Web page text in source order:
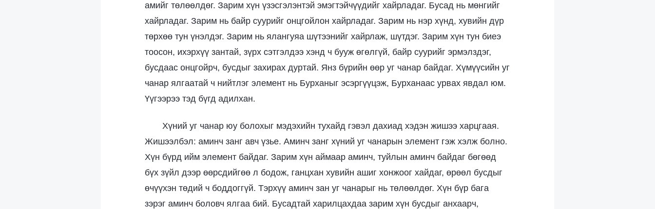
амийг төлөөлдөг. Зарим хүн үзэсгэлэнтэй эмэгтэйчүүдийг хайрладаг. Бусад нь мөнгийг
хайрладаг. Зарим нь байр суурийг онцгойлон хайрладаг. Зарим нь нэр хүнд, хувийн дүр
төрхөө тун үнэлдэг. Зарим нь ялангуяа шүтээнийг хайрлаж, шүтдэг. Зарим хүн тун биеэ
тоосон, ихэрхүү зантай, зүрх сэтгэлдээ хэнд ч бууж өгөлгүй, байр суурийг эрмэлздэг,
бусдаас онцгойрч, бусдыг захирах дуртай. Янз бүрийн өөр уг чанар байдаг. Хүмүүсийн уг
чанар ялгаатай ч нийтлэг элемент нь Бурханыг эсэргүүцэж, Бурханаас урвах явдал юм.
Үүгээрээ тэд бүгд адилхан.
Хүний уг чанар юу болохыг мэдэхийн тухайд гэвэл дахиад хэдэн жишээ харцгаая.
Жишээлбэл: аминч занг авч үзье. Аминч занг хүний уг чанарын элемент гэж хэлж болно.
Хүн бүрд ийм элемент байдаг. Зарим хүн аймаар аминч, туйлын аминч байдаг бөгөөд
бүх зүйл дээр өөрсдийгөө л бодож, ганцхан хувийн ашиг хонжоог хайдаг, өрөөл бусдыг
өчүүхэн төдий ч боддоггүй. Тэрхүү аминч зан уг чанарыг нь төлөөлдөг. Хүн бүр бага
зэрэг аминч боловч ялгаа бий. Бусадтай харилцахдаа зарим хүн бусдыг анхаарч,